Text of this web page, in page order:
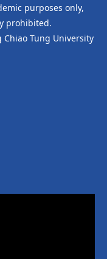
purposes only,
prohibited.
Tung University